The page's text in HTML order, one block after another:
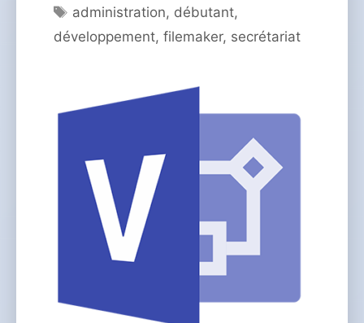
Étiquettes
administration, débutant,
développement, filemaker, secrétariat